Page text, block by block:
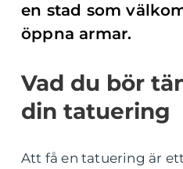
en stad som
öppna armar.
Vad du bör
din tatuering
Att få en tatuering är